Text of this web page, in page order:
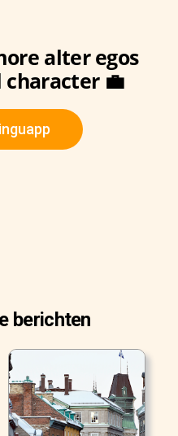
alter egos
💼
berichten